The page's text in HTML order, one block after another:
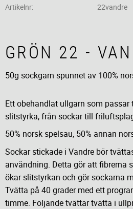
Artikelnr
22vandre
GRÖN 22 -
50g sockgarn spunnet av 100%
Ett obehandlat ullgarn som
slitstyrka, från sockar till
50% norsk spelsau, 50% annan
Sockar stickade i Vandre bör
användning. Detta gör att fibrerna
ökar slitstyrkan och gör sockarna
Tvätta på 40 grader med ett
timme. Följande tvättar tvätta i